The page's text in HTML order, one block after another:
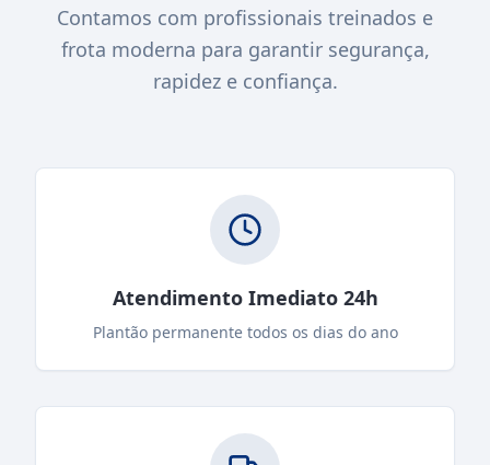
Contamos com profissionais treinados e
frota moderna para garantir segurança,
rapidez e confiança.
Atendimento Imediato 24h
Plantão permanente todos os dias do ano